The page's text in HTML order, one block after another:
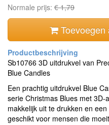
Normale prijs: € 1,79
Toevoegen
Sb10766 3D uitdrukvel van
Blue Candles
Een prachtig uitdrukvel Blue
serie Christmas Blues met
makkelijk uit te drukken en
geschikt voor mensen die